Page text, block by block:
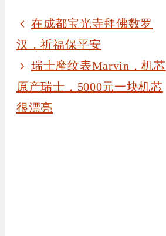
在成都宝光寺拜佛数罗
汉，祈福保平安
瑞士摩纹表Marvin，机芯
原产瑞士，5000元一块机芯
很漂亮